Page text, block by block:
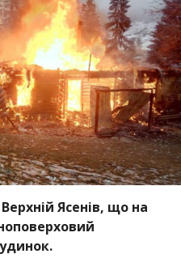
Ясенів, що на